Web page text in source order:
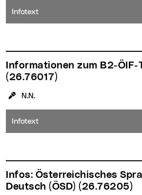
Infotext
Informationen zum B2-ÖIF-
(26.76017)
KursleiterIn:
N.N.
Infotext
Deutsch (ÖSD) (26.76205)